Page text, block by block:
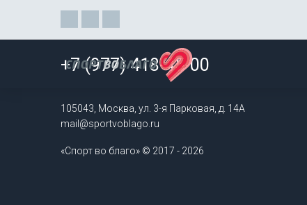
+7 (977) 418-45-00
105043, Москва, ул. 3-я Парковая, д. 14А
mail@sportvoblago.ru
«Спорт во благо» © 2017 - 2026